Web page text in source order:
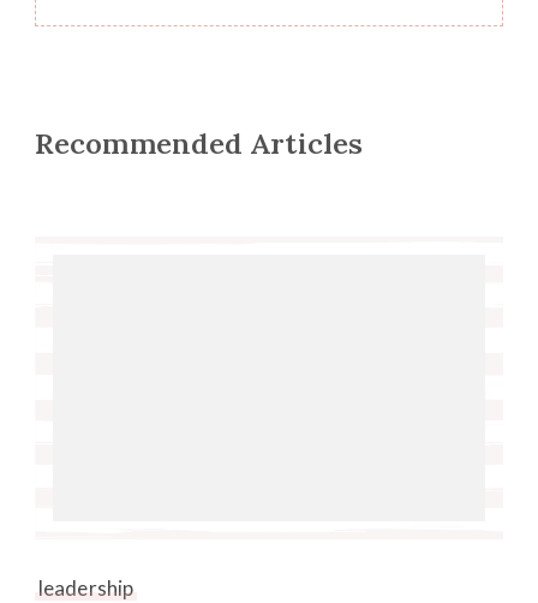
Recommended Articles
leadership